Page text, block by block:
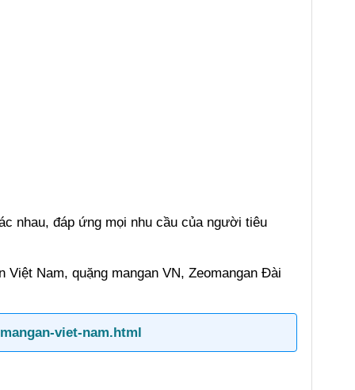
nhau, đáp ứng mọi nhu cầu của người tiêu
Nam, quặng mangan VN, Zeomangan Đài
viet-nam.html